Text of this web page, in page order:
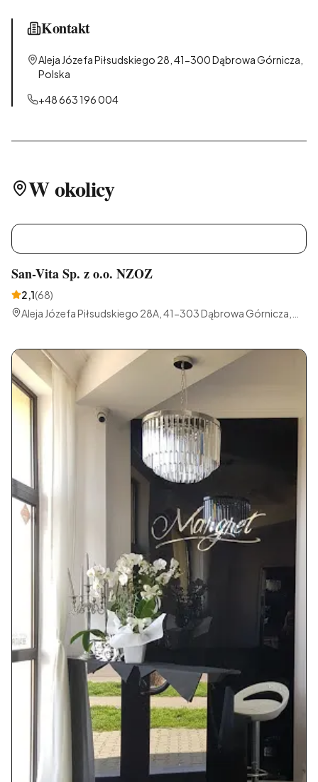
Kontakt
Aleja Józefa Piłsudskiego 28, 41-300 Dąbrowa Górnicza,
Polska
+48 663 196 004
W okolicy
San-Vita Sp. z o.o. NZOZ
2,1(68)
Aleja Józefa Piłsudskiego 28A, 41-303 Dąbrowa Górnicza,